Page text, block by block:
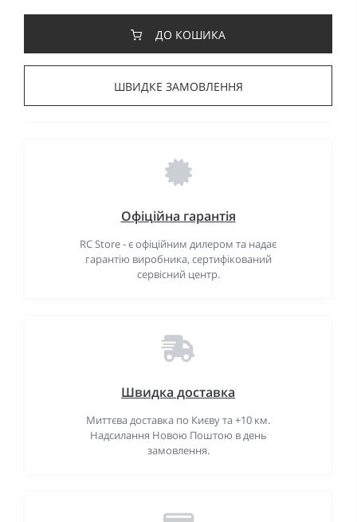
ДО КОШИКА
ШВИДКЕ ЗАМОВЛЕННЯ
Офіційна гарантія
RC Store - є офіційним дилером та надає
гарантію виробника, сертифікований
сервісний центр.
Швидка доставка
Миттєва доставка по Києву та +10 км.
Надсилання Новою Поштою в день
замовлення.